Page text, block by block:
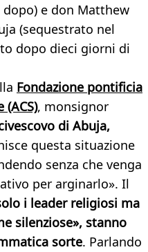
e don Matthew
(sequestrato nel
dopo dieci giorni di
Fondazione pontificia
, monsignor
di Abuja,
questa situazione
senza che venga
per arginarlo». Il
i leader religiosi ma
silenziose», stanno
sorte. Parlando